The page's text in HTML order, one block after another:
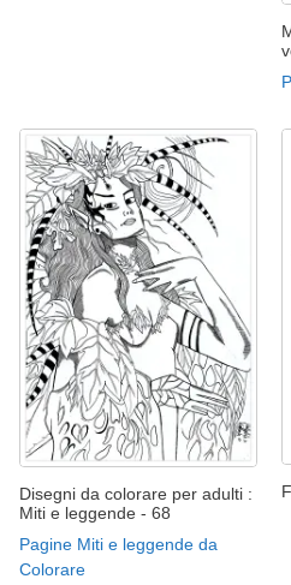
Disegni da colorare per adulti :
Miti e leggende - 68
Pagine Miti e leggende da
Colorare